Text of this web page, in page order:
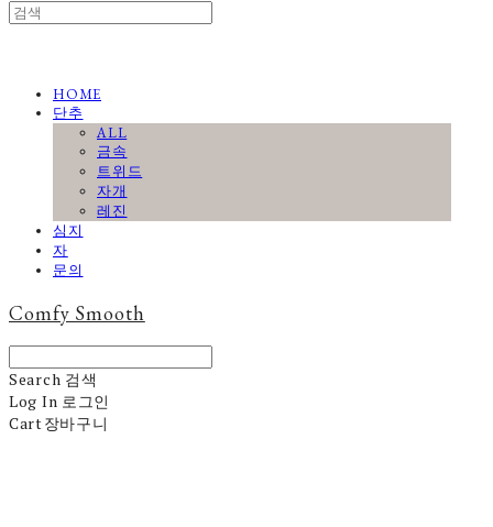
HOME
단추
ALL
금속
트위드
자개
레진
심지
자
문의
Comfy Smooth
Search 검색
Log In 로그인
Cart장바구니